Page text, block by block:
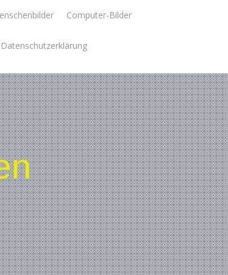
Computer-Bilder
Datenschutzerklärung